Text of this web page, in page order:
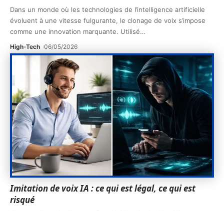
Dans un monde où les technologies de l’intelligence artificielle
évoluent à une vitesse fulgurante, le clonage de voix s’impose
comme une innovation marquante. Utilisé…
High-Tech 06/05/2026
Imitation de voix IA : ce qui est légal, ce qui est
risqué